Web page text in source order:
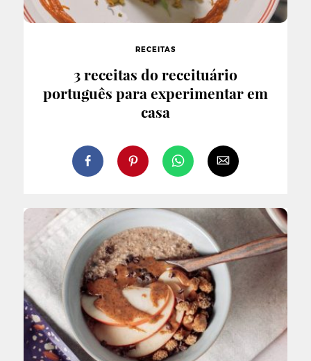
RECEITAS
3 receitas do receituário
português para experimentar em
casa